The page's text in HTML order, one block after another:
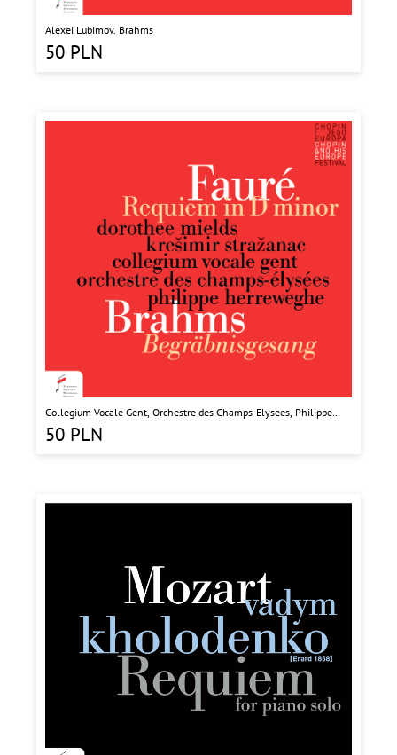
Alexei Lubimov. Brahms
50 PLN
Collegium Vocale Gent, Orchestre des Champs-Elysees, Philippe
50 PLN